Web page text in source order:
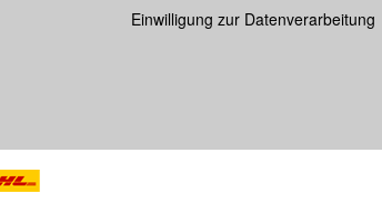
Einwilligung zur Datenverarbeitung